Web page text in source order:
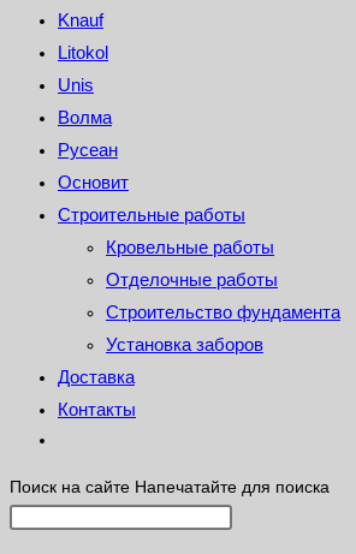
Knauf
Litokol
Unis
Волма
Русеан
Основит
Строительные работы
Кровельные работы
Отделочные работы
Строительство фундамента
Установка заборов
Доставка
Контакты
Поиск на сайте Напечатайте для поиска